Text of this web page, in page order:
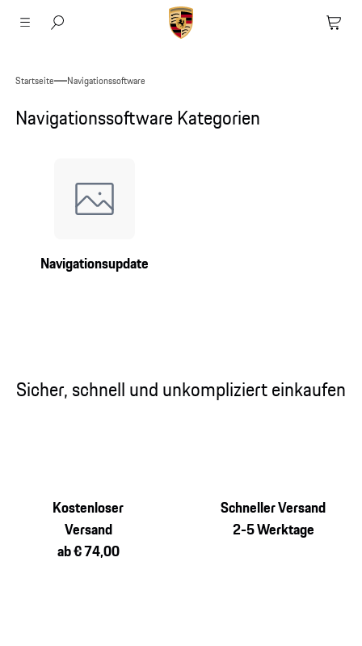
Startseite Navigationssoftware
Navigationssoftware Kategorien
Navigationsupdate
Sicher, schnell und unkompliziert einkaufen
Kostenloser
Versand
ab € 74,00
Schneller Versand
2-5 Werktage